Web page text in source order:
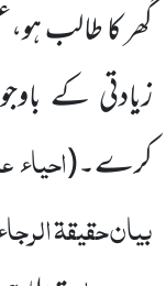
گھر کا طالب
زیادتی کے
کرے۔(
بیان حقیقۃ